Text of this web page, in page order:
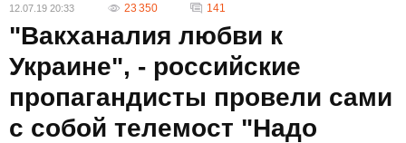
12.07.19 20:33 23 350 141
"Вакханалия любви к
Украине", - российские
пропагандисты провели сами
с собой телемост "Надо